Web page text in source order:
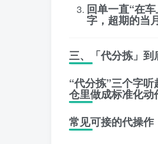
回单一直“在
字 ，超期的当
三、「代分拣」到
“代分拣”三个字
仓里做成标准化动
常见可接的代操作